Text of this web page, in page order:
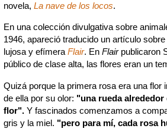
novela, La nave de los locos.
En una colección divulgativa sobre
1946, apareció traducido un artículo
lujosa y efímeraFlair. En Flairpublicaron
público de clase alta, las flores eran un
Quizá porque la primera rosa era una
de ella por su olor: "una rueda
flor". Y fascinados comenzamos a
gris y la miel. "pero para mí, cada rosa